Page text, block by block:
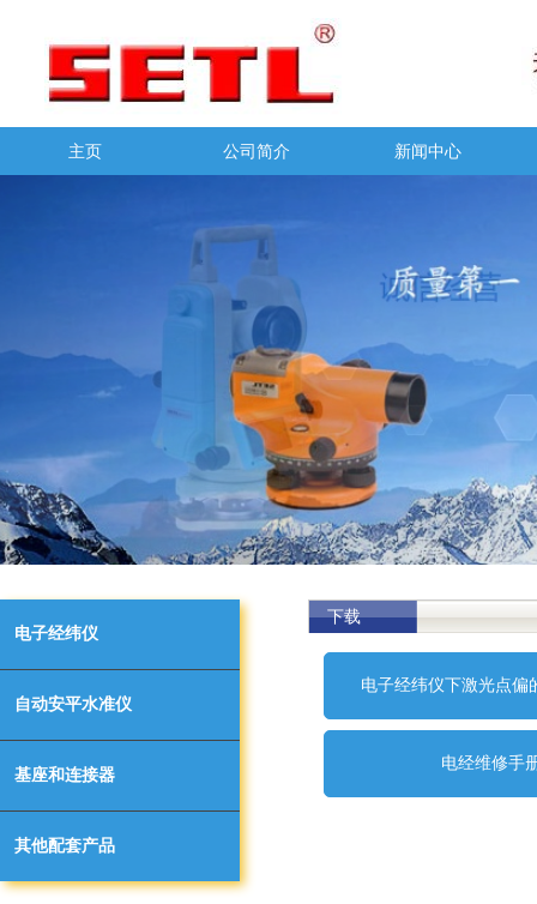
主页 公司简介 新闻中心
电子经纬仪
自动安平水准仪
基座和连接器
其他配套产品
下载
电子经纬仪下激光点偏
电经维修手